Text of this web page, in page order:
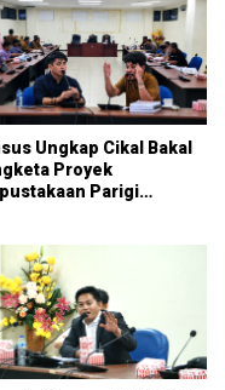
Ungkap Cikal Bakal
Proyek
Parigi